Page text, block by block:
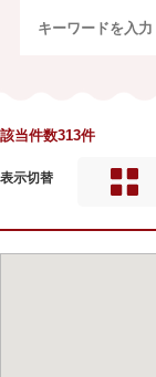
該当件数313件
表示切替